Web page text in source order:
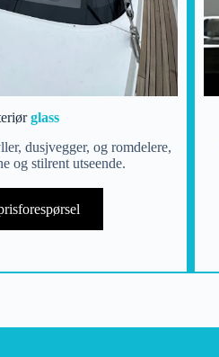
glass
dusjvegger, og romdelere,
og stilrent utseende.